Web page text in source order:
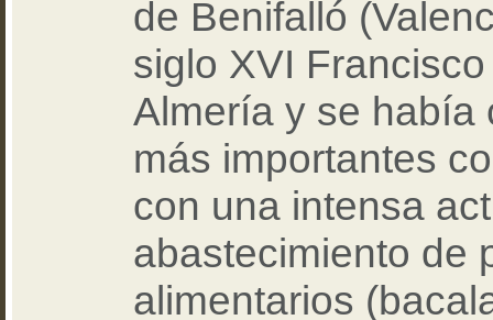
de Benifalló
siglo XVI
Almería y se había
más importantes
con una intensa
abastecimiento de
alimentarios